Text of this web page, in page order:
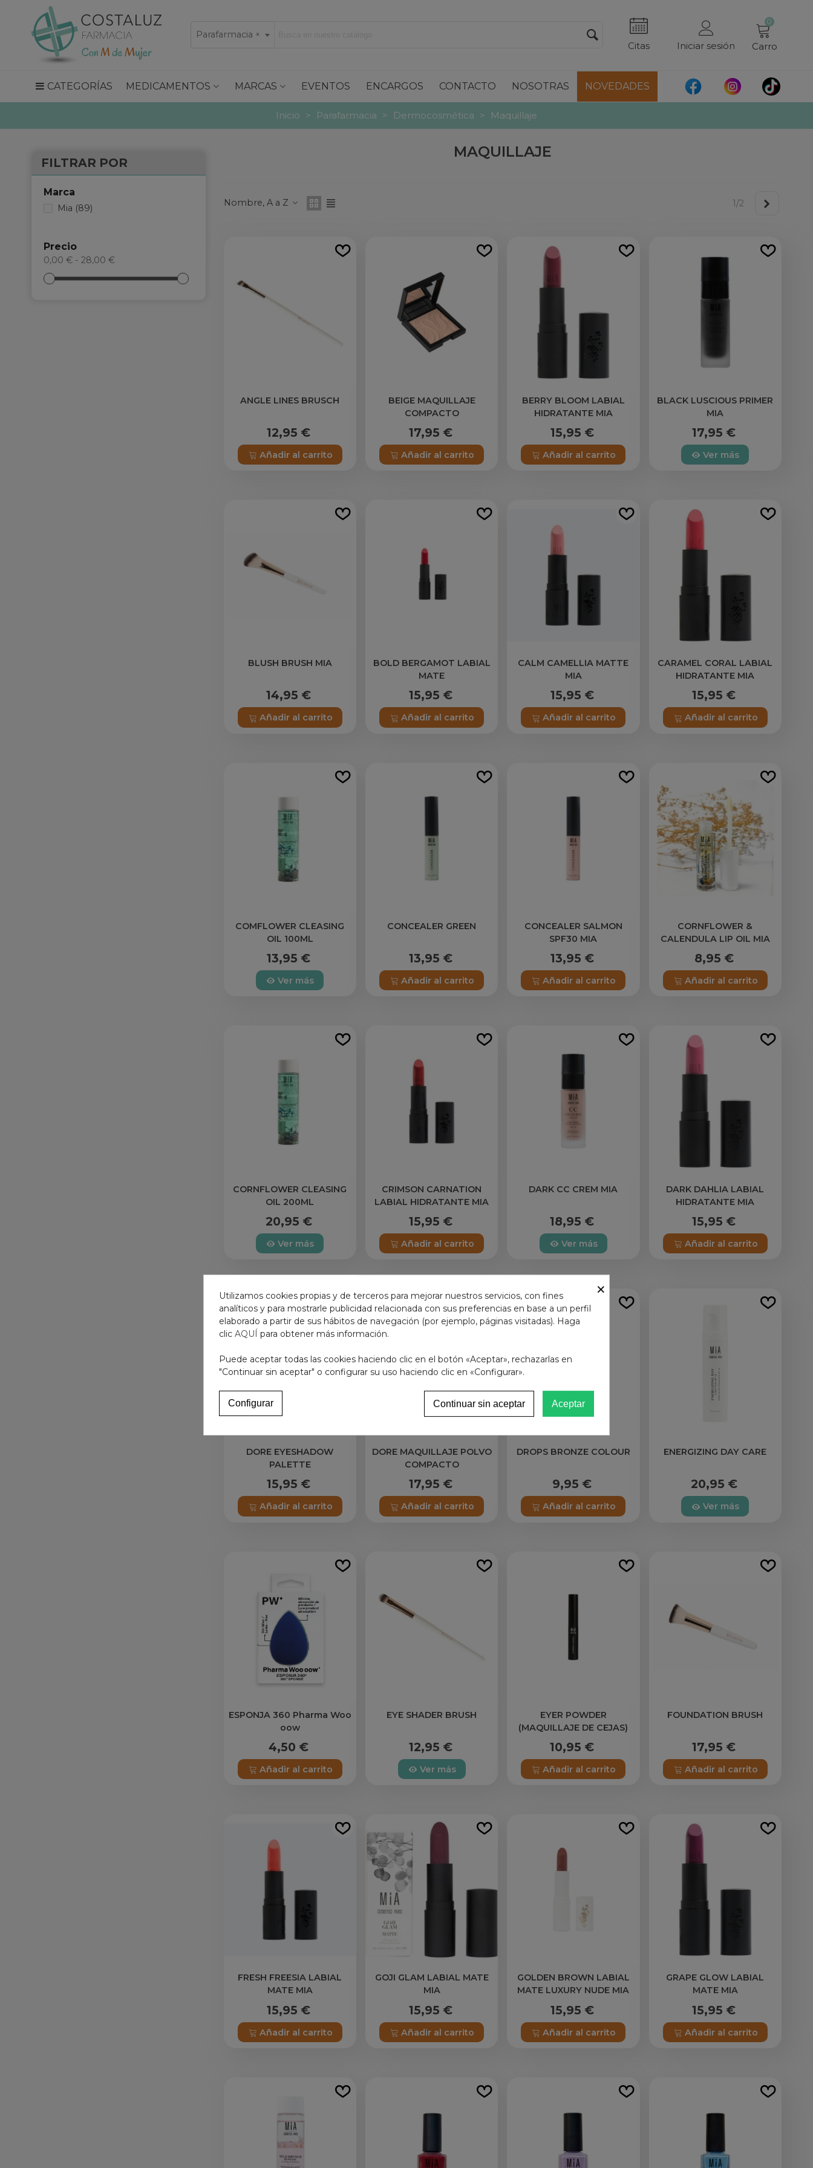
×
Parafarmacia
Citas Iniciar sesión
0
Carro
CATEGORÍAS MEDICAMENTOS MARCAS EVENTOS ENCARGOS CONTACTO NOSOTRAS NOVEDADES
Inicio > Parafarmacia > Dermocosmética > Maquillaje
FILTRAR POR
Marca
Mia (89)
Precio
0,00 € - 28,00 €
MAQUILLAJE
Nombre, A a Z 1/2
ANGLE LINES BRUSCH
12,95 €
Añadir al carrito
BEIGE MAQUILLAJE
COMPACTO
17,95 €
Añadir al carrito
BERRY BLOOM LABIAL
HIDRATANTE MIA
15,95 €
Añadir al carrito
BLACK LUSCIOUS PRIMER
MIA
17,95 €
Ver más
BLUSH BRUSH MIA
14,95 €
Añadir al carrito
BOLD BERGAMOT LABIAL
MATE
15,95 €
Añadir al carrito
CALM CAMELLIA MATTE
MIA
15,95 €
Añadir al carrito
CARAMEL CORAL LABIAL
HIDRATANTE MIA
15,95 €
Añadir al carrito
COMFLOWER CLEASING
OIL 100ML
13,95 €
Ver más
CONCEALER GREEN
13,95 €
Añadir al carrito
CONCEALER SALMON
SPF30 MIA
13,95 €
Añadir al carrito
CORNFLOWER &
CALENDULA LIP OIL MIA
8,95 €
Añadir al carrito
CORNFLOWER CLEASING
OIL 200ML
20,95 €
Ver más
CRIMSON CARNATION
LABIAL HIDRATANTE MIA
15,95 €
Añadir al carrito
DARK CC CREM MIA
18,95 €
Ver más
DARK DAHLIA LABIAL
HIDRATANTE MIA
15,95 €
Añadir al carrito
DORE EYESHADOW
PALETTE
15,95 €
Añadir al carrito
DORE MAQUILLAJE POLVO
COMPACTO
17,95 €
Añadir al carrito
DROPS BRONZE COLOUR
9,95 €
Añadir al carrito
ENERGIZING DAY CARE
20,95 €
Ver más
ESPONJA 360 Pharma Woo
oow
4,50 €
Añadir al carrito
EYE SHADER BRUSH
12,95 €
Ver más
EYER POWDER
(MAQUILLAJE DE CEJAS)
10,95 €
Añadir al carrito
FOUNDATION BRUSH
17,95 €
Añadir al carrito
FRESH FREESIA LABIAL
MATE MIA
15,95 €
Añadir al carrito
GOJI GLAM LABIAL MATE
MIA
15,95 €
Añadir al carrito
GOLDEN BROWN LABIAL
MATE LUXURY NUDE MIA
15,95 €
Añadir al carrito
GRAPE GLOW LABIAL
MATE MIA
15,95 €
Añadir al carrito
×
Utilizamos cookies propias y de terceros para mejorar nuestros servicios, con fines
analíticos y para mostrarle publicidad relacionada con sus preferencias en base a un perfil
elaborado a partir de sus hábitos de navegación (por ejemplo, páginas visitadas). Haga
clic AQUÍ para obtener más información.
Puede aceptar todas las cookies haciendo clic en el botón «Aceptar», rechazarlas en
"Continuar sin aceptar" o configurar su uso haciendo clic en «Configurar».
Aceptar
Continuar sin aceptar
Configurar